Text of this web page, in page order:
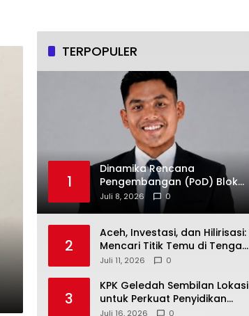
TERPOPULER
1
Dinamika Rencana
Pengembangan (PoD) Blok
Andaman: Jangan Sampai
Harapan Investasi Aceh
Juli 8, 2026 0
2
Aceh, Investasi, dan Hilirisasi:
Mencari Titik Temu di Tengah
Polemik Blok Andaman
Juli 11, 2026 0
3
KPK Geledah Sembilan Lokasi
untuk Perkuat Penyidikan
Dugaan Pemerasan Bupati
Juli 16, 2026 0